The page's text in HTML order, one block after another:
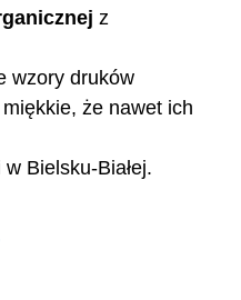
z
wzory druków
że nawet ich
Bielsku-Białej.